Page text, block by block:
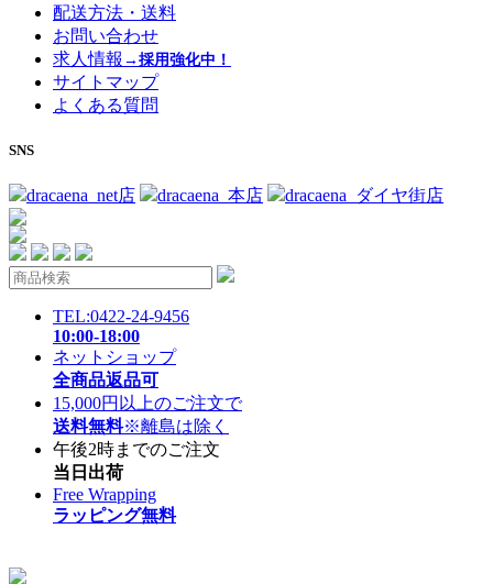
配送方法・送料
お問い合わせ
求人情報 →採用強化中！
サイトマップ
よくある質問
SNS
dracaena_net店 dracaena_本店 dracaena_ダイヤ街店
TEL:0422-24-9456
10:00-18:00
ネットショップ
全商品返品可
15,000円以上のご注文で
送料無料※離島は除く
午後2時までのご注文
当日出荷
Free Wrapping
ラッピング無料